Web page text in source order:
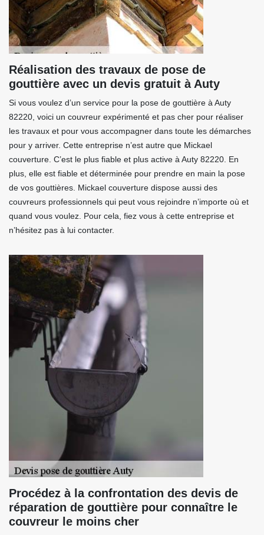
Réalisation des travaux de pose de
gouttière avec un devis gratuit à Auty
Si vous voulez d’un service pour la pose de gouttière à Auty
82220, voici un couvreur expérimenté et pas cher pour réaliser
les travaux et pour vous accompagner dans toute les démarches
pour y arriver. Cette entreprise n’est autre que Mickael
couverture. C’est le plus fiable et plus active à Auty 82220. En
plus, elle est fiable et déterminée pour prendre en main la pose
de vos gouttières. Mickael couverture dispose aussi des
couvreurs professionnels qui peut vous rejoindre n’importe où et
quand vous voulez. Pour cela, fiez vous à cette entreprise et
n’hésitez pas à lui contacter.
Procédez à la confrontation des devis de
réparation de gouttière pour connaître le
couvreur le moins cher